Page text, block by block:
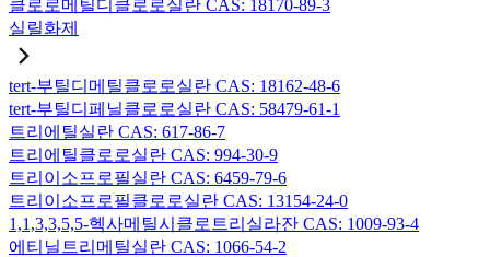
클로로메틸디클로로실란 CAS: 18170-89-3
실릴화제
tert-부틸디메틸클로로실란 CAS: 18162-48-6
tert-부틸디페닐클로로실란 CAS: 58479-61-1
트리에틸실란 CAS: 617-86-7
트리에틸클로로실란 CAS: 994-30-9
트리이소프로필실란 CAS: 6459-79-6
트리이소프로필클로로실란 CAS: 13154-24-0
1,1,3,3,5,5-헥사메틸시클로트리실라잔 CAS: 1009-93-4
에티닐트리메틸실란 CAS: 1066-54-2